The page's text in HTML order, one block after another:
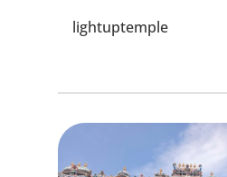
lightuptemple